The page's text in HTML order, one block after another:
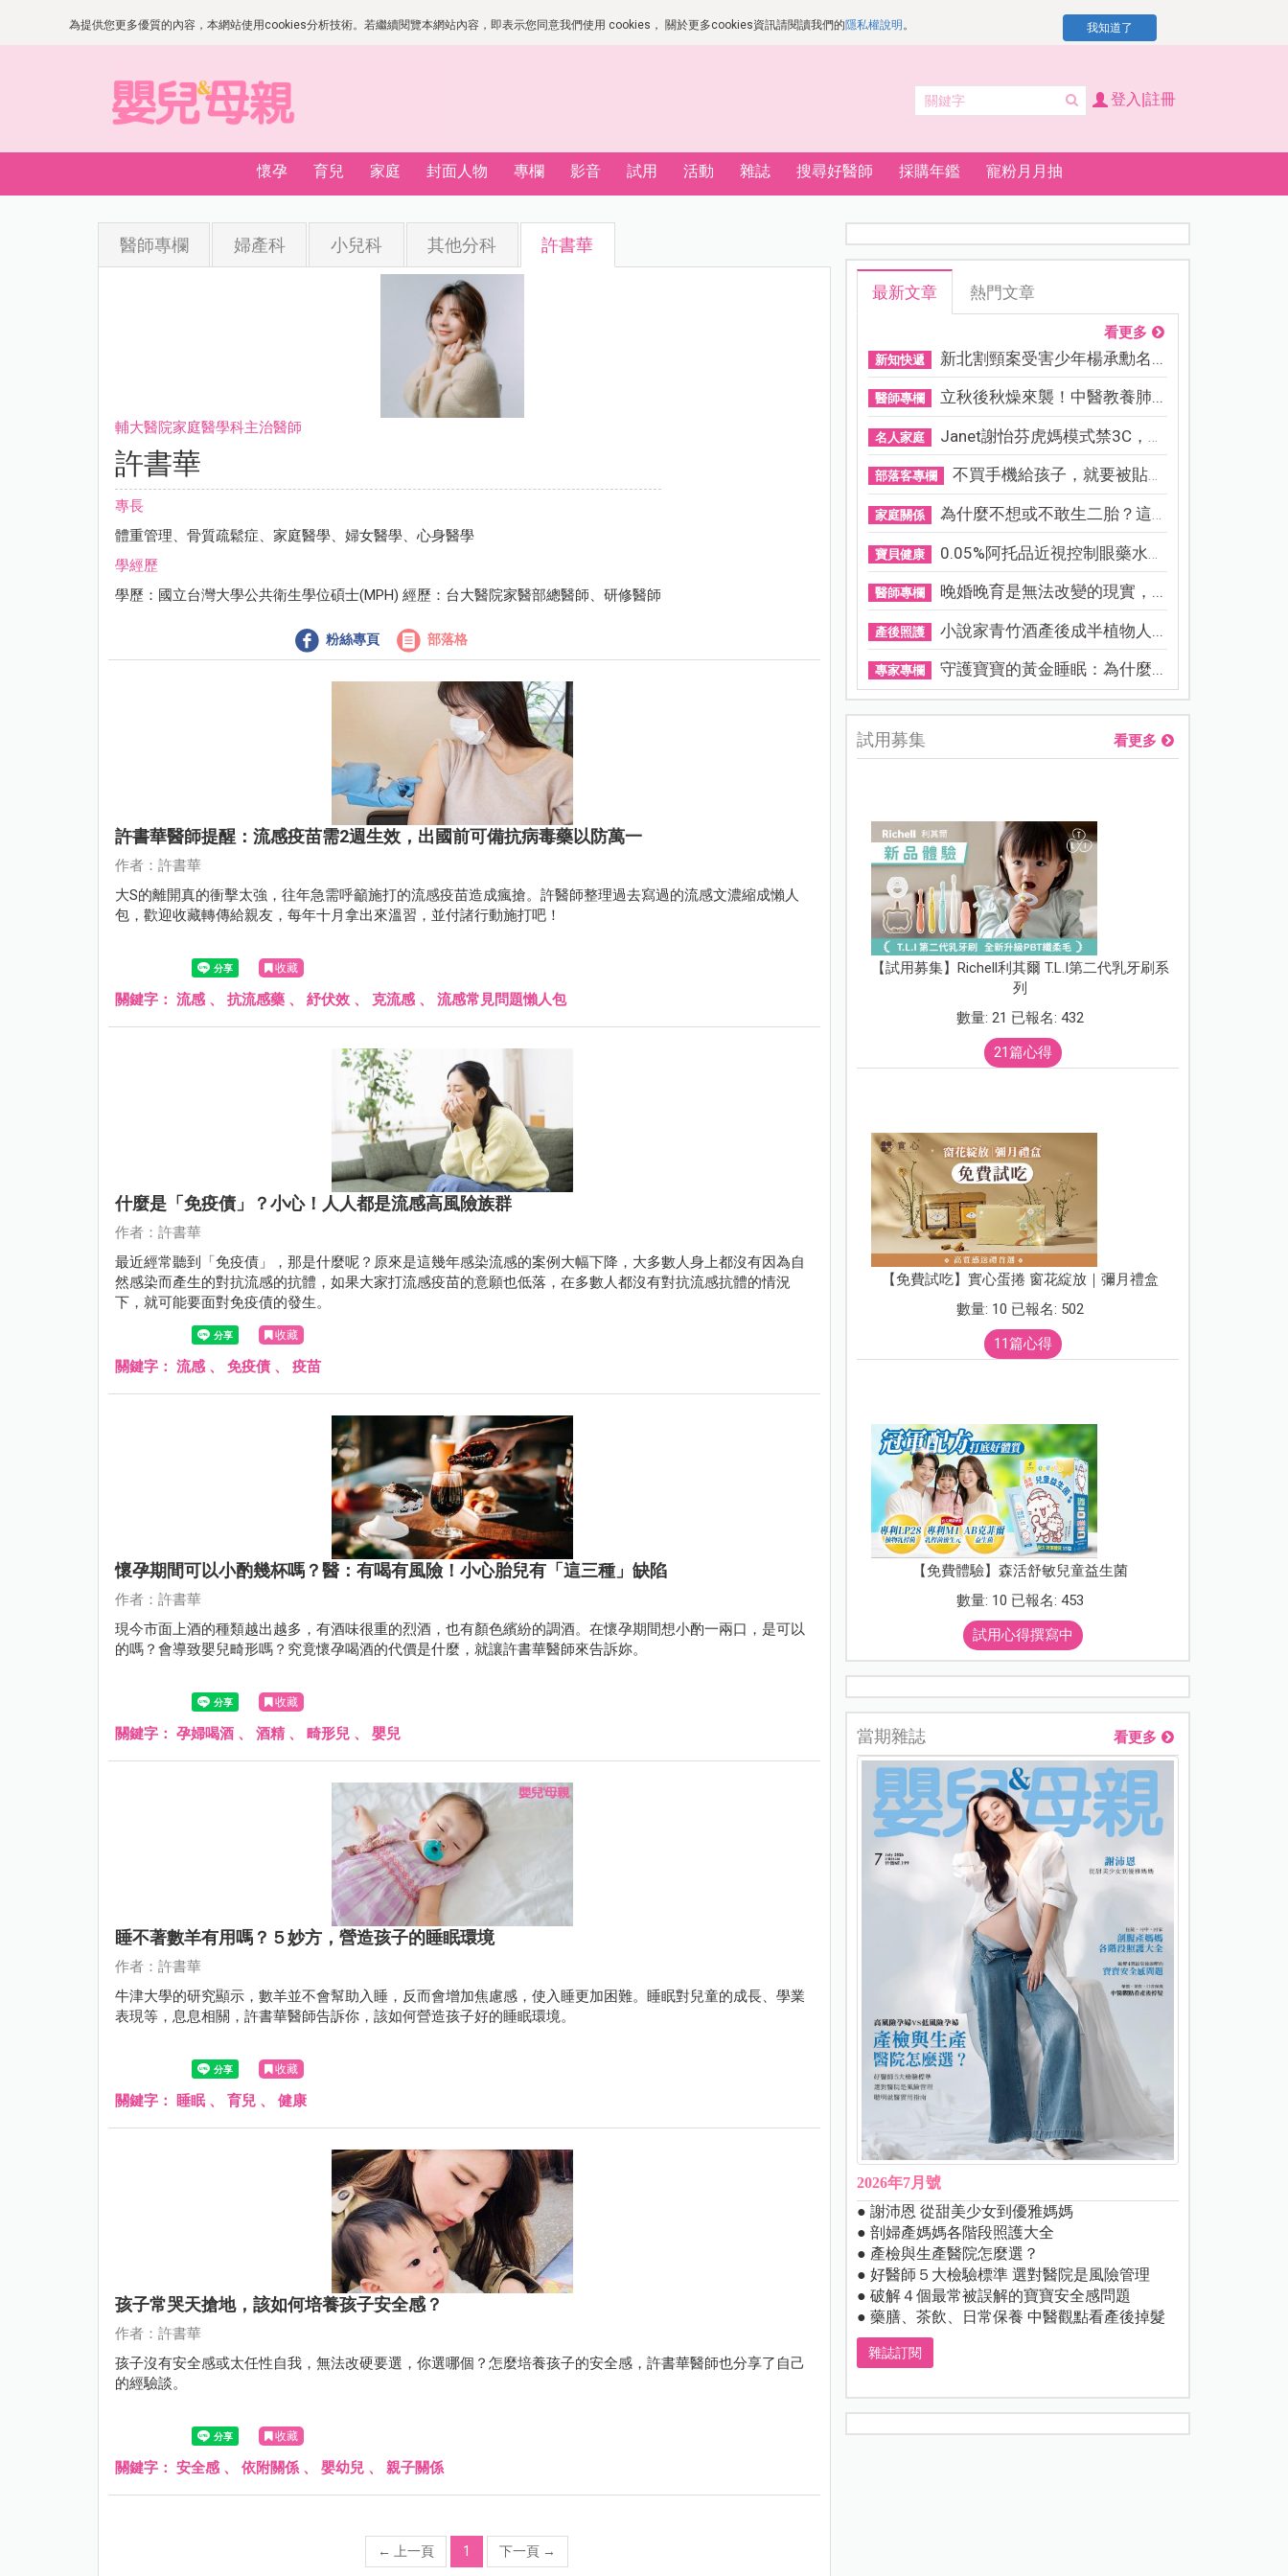
為提供您更多優質的內容，本網站使用cookies分析技術。若繼續閱覽本網站內容，即表示您同意我們使用 cookies， 關於更多cookies資訊請閱讀我們的隱私權說明 。 我知道了
登入|註冊
懷孕 育兒 家庭 封面人物 專欄 影音 試用 活動 雜誌 搜尋好醫師 採購年鑑 寵粉月月抽
醫師專欄 婦產科 小兒科 其他分科 許書華
輔大醫院家庭醫學科主治醫師
許書華
專長
體重管理、骨質疏鬆症、家庭醫學、婦女醫學、心身醫學
學經歷
學歷：國立台灣大學公共衛生學位碩士(MPH) 經歷：台大醫院家醫部總醫師、研修醫師
粉絲專頁 部落格
許書華醫師提醒：流感疫苗需2週生效，出國前可備抗病毒藥以防萬一
作者：許書華
大S的離開真的衝擊太強，往年急需呼籲施打的流感疫苗造成瘋搶。許醫師整理過去寫過的流感文濃縮成懶人
包，歡迎收藏轉傳給親友，每年十月拿出來溫習，並付諸行動施打吧！
收藏
關鍵字： 流感 、 抗流感藥 、 紓伏效 、 克流感 、 流感常見問題懶人包
什麼是「免疫債」？小心！人人都是流感高風險族群
作者：許書華
最近經常聽到「免疫債」，那是什麼呢？原來是這幾年感染流感的案例大幅下降，大多數人身上都沒有因為自
然感染而產生的對抗流感的抗體，如果大家打流感疫苗的意願也低落，在多數人都沒有對抗流感抗體的情況
下，就可能要面對免疫債的發生。
收藏
關鍵字： 流感 、 免疫債 、 疫苗
懷孕期間可以小酌幾杯嗎？醫：有喝有風險！小心胎兒有「這三種」缺陷
作者：許書華
現今市面上酒的種類越出越多，有酒味很重的烈酒，也有顏色繽紛的調酒。在懷孕期間想小酌一兩口，是可以
的嗎？會導致嬰兒畸形嗎？究竟懷孕喝酒的代價是什麼，就讓許書華醫師來告訴妳。
收藏
關鍵字： 孕婦喝酒 、 酒精 、 畸形兒 、 嬰兒
睡不著數羊有用嗎？５妙方，營造孩子的睡眠環境
作者：許書華
牛津大學的研究顯示，數羊並不會幫助入睡，反而會增加焦慮感，使入睡更加困難。睡眠對兒童的成長、學業
表現等，息息相關，許書華醫師告訴你，該如何營造孩子好的睡眠環境。
收藏
關鍵字： 睡眠、 育兒 、 健康
孩子常哭天搶地，該如何培養孩子安全感？
作者：許書華
孩子沒有安全感或太任性自我，無法改硬要選，你選哪個？怎麼培養孩子的安全感，許書華醫師也分享了自己
的經驗談。
收藏
關鍵字： 安全感 、 依附關係 、 嬰幼兒 、 親子關係
← 上一頁 1 下一頁 →
最新文章 熱門文章
看更多
新知快遞 新北割頸案受害少年楊承勳名...
醫師專欄 立秋後秋燥來襲！中醫教養肺...
名人家庭 Janet謝怡芬虎媽模式禁3C，看...
部落客專欄 不買手機給孩子，就要被貼「...
家庭關係 為什麼不想或不敢生二胎？這8...
寶貝健康 0.05%阿托品近視控制眼藥水納...
醫師專欄 晚婚晚育是無法改變的現實，...
產後照護 小說家青竹酒產後成半植物人...
專家專欄 守護寶寶的黃金睡眠：為什麼...
試用募集 看更多
【試用募集】Richell利其爾 T.L.I第二代乳牙刷系
列
數量: 21 已報名: 432
21篇心得
【免費試吃】實心蛋捲 窗花綻放｜彌月禮盒
數量: 10 已報名: 502
11篇心得
【免費體驗】森活舒敏兒童益生菌
數量: 10 已報名: 453
試用心得撰寫中
當期雜誌 看更多
2026年7月號
● 謝沛恩 從甜美少女到優雅媽媽
● 剖婦產媽媽各階段照護大全
● 產檢與生產醫院怎麼選？
● 好醫師５大檢驗標準 選對醫院是風險管理
● 破解４個最常被誤解的寶寶安全感問題
● 藥膳、茶飲、日常保養 中醫觀點看產後掉髮
雜誌訂閱